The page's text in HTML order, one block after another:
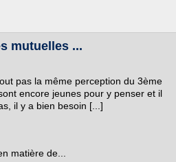
mutuelles ...
pas la même perception du 3ème
encore jeunes pour y penser et il
il y a bien besoin [...]
matière de...